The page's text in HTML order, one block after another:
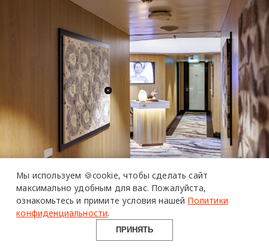
СЕРИЯ ВОЙЛОЧНЫХ ПАННО VAGHA, МИЛАНА ХАЛИЛОВА
В приватных каютах представлены две серии
работ Инны Гришечкиной: Untitled и WHILE YOU
ARE SLEEPING. В проекте UNTITLED автор
более 20 тысяч
специалистов читают
про дизайн
и архитектуру
в Telegram канале
Design Mate
Мы используем 🍪cookie, чтобы сделать сайт
максимально удобным для вас. Пожалуйста,
ознакомьтесь и примите условия нашей Политики
конфиденциальности.
ПРИНЯТЬ